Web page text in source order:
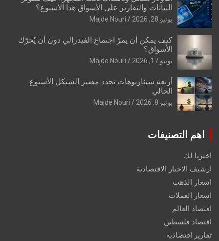
البيانات والتقارير على الأسواق هذا الأسبوع؟
يونيو 28, 2026 Majde Nouri
كيف يمكن أن يمرّ اجتماع الفيدرالي دون أن يُحرّك
الأسواق؟
يونيو 17, 2026 Majde Nouri
أربعة سيناريوهات تحدد مصير الشيكل الأسبوع
الحالي
يونيو 8, 2026 Majde Nouri
اهم التصنيفات
اخترنا لك
ارشيف الاخبار الاقتصادية
اسعار الذهب
اسعار العملات
اقتصاد العالم
اقتصاد فلسطين
تقارير اقتصادية